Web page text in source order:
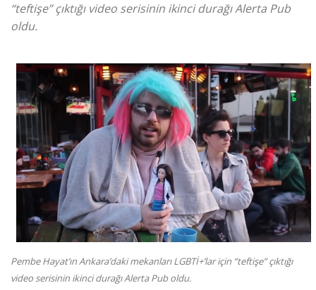
“teftişe” çıktığı video serisinin ikinci durağı Alerta Pub
oldu.
Pembe Hayat’ın Ankara’daki mekanları LGBTİ+’lar için “teftişe” çıktığı
video serisinin ikinci durağı Alerta Pub oldu.